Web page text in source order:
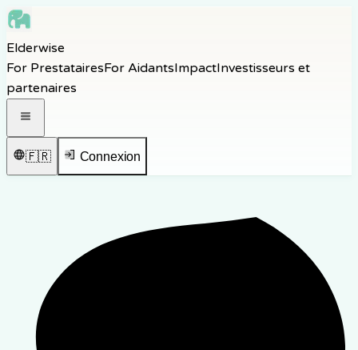
Skip to navigation
Skip to footer
Elderwise
For PrestatairesFor AidantsImpactInvestisseurs et
partenaires
🇫🇷 Connexion